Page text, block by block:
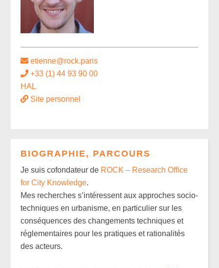
etienne@rock.paris
+33 (1) 44 93 90 00
HAL
Site personnel
BIOGRAPHIE, PARCOURS
Je suis cofondateur de ROCK – Research Office
for City Knowledge.
Mes recherches s’intéressent aux approches socio-
techniques en urbanisme, en particulier sur les
conséquences des changements techniques et
réglementaires pour les pratiques et rationalités
des acteurs.